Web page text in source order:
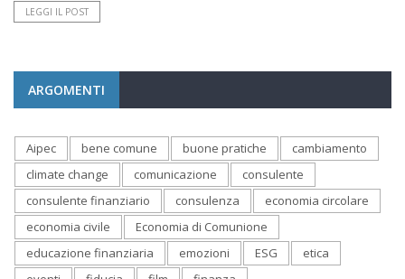
LEGGI IL POST
ARGOMENTI
Aipec bene comune buone pratiche
cambiamento
climate change
comunicazione
consulente
consulente finanziario
consulenza
economia circolare
economia civile
Economia di Comunione
educazione finanziaria
emozioni ESG
etica